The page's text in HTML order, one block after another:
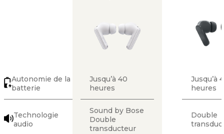
Autonomie de la
batterie
Technologie
audio
Jusqu’à 40
heures
Sound by Bose
Double
transducteur
Jusqu’à
heures
Double